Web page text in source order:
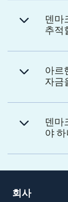
덴마
추적
아르
자금
덴마
야 하
회사